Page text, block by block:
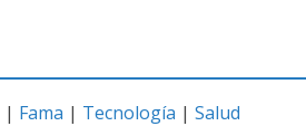
| Fama | Tecnología | Salud